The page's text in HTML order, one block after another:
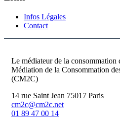
Infos Légales
Contact
Le médiateur de la consommation
Médiation de la Consommation
(CM2C)
14 rue Saint Jean 75017 Paris
cm2c@cm2c.net
01 89 47 00 14